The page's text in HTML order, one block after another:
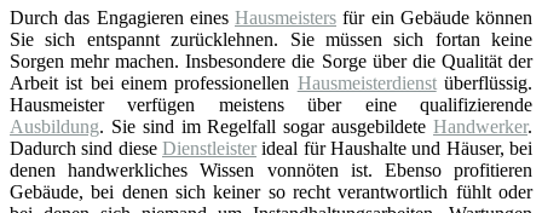
Durch das Engagieren eines Hausmeisters für ein Gebäude können
Sie sich entspannt zurücklehnen. Sie müssen sich fortan keine
Sorgen mehr machen. Insbesondere die Sorge über die Qualität der
Arbeit ist bei einem professionellen Hausmeisterdienstüberflüssig.
Hausmeister verfügen meistens über eine qualifizierende
Ausbildung. Sie sind im Regelfall sogar ausgebildete Handwerker.
Dadurch sind diese Dienstleister ideal für Haushalte und Häuser, bei
denen handwerkliches Wissen vonnöten ist. Ebenso profitieren
Gebäude, bei denen sich keiner so recht verantwortlich fühlt oder